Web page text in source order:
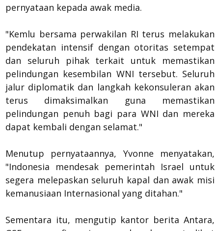
pernyataan kepada awak media.
"Kemlu bersama perwakilan RI terus melakukan
pendekatan intensif dengan otoritas setempat
dan seluruh pihak terkait untuk memastikan
pelindungan kesembilan WNI tersebut. Seluruh
jalur diplomatik dan langkah kekonsuleran akan
terus dimaksimalkan guna memastikan
pelindungan penuh bagi para WNI dan mereka
dapat kembali dengan selamat."
Menutup pernyataannya, Yvonne menyatakan,
"Indonesia mendesak pemerintah Israel untuk
segera melepaskan seluruh kapal dan awak misi
kemanusiaan Internasional yang ditahan."
Sementara itu, mengutip kantor berita Antara,